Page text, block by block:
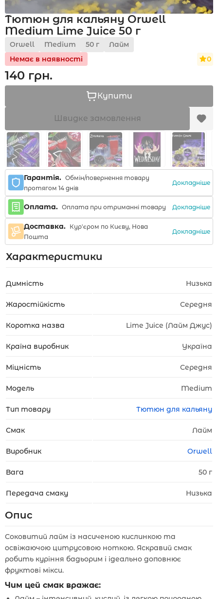
Укр Рус
Тютюн для кальяну Orwell
Medium Lime Juice 50 г
Orwell Medium 50 г
Лайм
Немає в наявності
0
140 грн.
Купити
Швидке замовлення
Гарантія. Обмін/повернення товару
протягом 14 днів
Докладніше
Оплата. Оплата при отриманні товару Докладніше
Доставка. Кур'єром по Києву, Нова
Пошта
Докладніше
Характеристики
Димність Низька
Жаростійкість Середня
Коротка назва Lime Juice (Лайм Джус)
Країна виробник Україна
Міцність Середня
Модель Medium
Тип товару Тютюн для кальяну
Смак Лайм
Виробник Orwell
Вага 50 г
Передача смаку Низька
Опис
Соковитий лайм із насиченою кислинкою та
освіжаючою цитрусовою ноткою. Яскравий смак
робить куріння бадьорим і ідеально доповнює
фруктові мікси.
Чим цей смак вражає: